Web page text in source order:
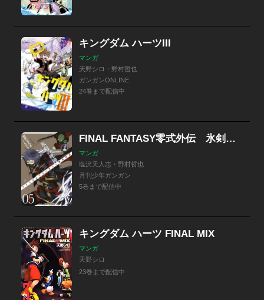
キングダム ハーツIII
マンガ
天野シロ・野村哲也
ガンガンONLINE
24巻まで配信中
FINAL FANTASY零式外伝 氷剣の死神
マンガ
塩沢天人志・野村哲也
月刊少年ガンガン
5巻まで配信中
キングダム ハーツ FINAL MIX
マンガ
天野シロ
23巻まで配信中